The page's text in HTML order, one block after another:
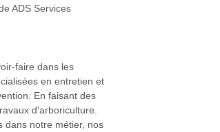
ADS Services
faire dans les
en entretien et
En faisant des
d'arboriculture.
dans notre métier, nos